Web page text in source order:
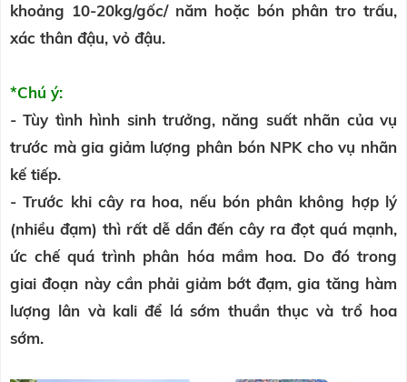
khoảng 10-20kg/gốc/ năm hoặc bón phân tro trấu,
xác thân đậu, vỏ đậu.
*Chú ý:
- Tùy tình hình sinh trưởng, năng suất nhãn của vụ
trước mà gia giảm lượng phân bón NPK cho vụ nhãn
kế tiếp.
- Trước khi cây ra hoa, nếu bón phân không hợp lý
(nhiều đạm) thì rất dễ dẩn đến cây ra đọt quá mạnh,
ức chế quá trình phân hóa mầm hoa. Do đó trong
giai đoạn này cần phải giảm bớt đạm, gia tăng hàm
lượng lân và kali để lá sớm thuần thục và trổ hoa
sớm.